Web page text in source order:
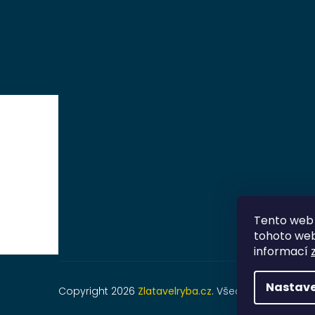
Tento
tohoto
informací
Copyright 2026 Zlatavelryba.cz. Všechna práva